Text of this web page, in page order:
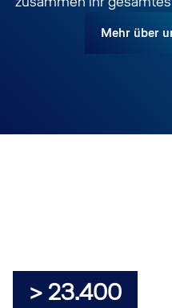
Mehr über
> 23.400